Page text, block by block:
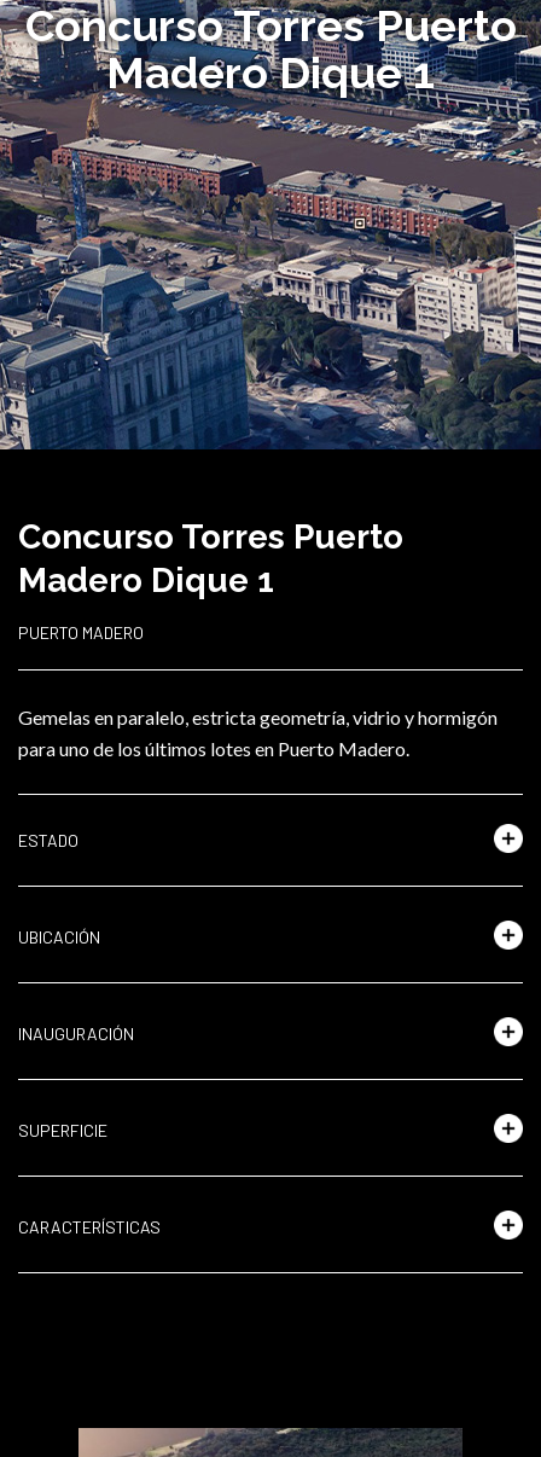
Concurso Torres Puerto
Madero Dique 1
Concurso Torres Puerto
Madero Dique 1
PUERTO MADERO
Gemelas en paralelo, estricta geometría, vidrio y hormigón
para uno de los últimos lotes en Puerto Madero.
ESTADO
UBICACIÓN
INAUGURACIÓN
SUPERFICIE
CARACTERÍSTICAS